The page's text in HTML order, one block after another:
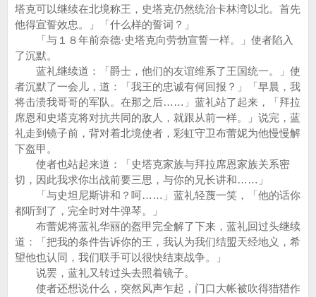
塔克可以继续在北境称王，史塔克仍然统治卡林湾以北。首先
他得宣誓效忠。」「什么样的誓词？」
「与１８年前奈德·史塔克向劳勃宣誓一样。」使者陷入
了沉默。
蓝礼继续道：「爵士，他们的友谊维系了王国统一。」使
者沉默了一会儿，道：「我王的忠诚有何回报？」「早晨，我
将击溃我哥哥的军队。在那之后……」蓝礼站了起来，「拜拉
席恩和史塔克将对抗共同的敌人，就跟从前一样。」说完，蓝
礼走到镜子前，背对着北境使者，彩虹守卫布蕾妮为他慢慢解
下盔甲。
使者也站起来道：「史塔克家族与拜拉席恩家族关系密
切，因此我求你出战前要三思，与你的兄长讲和……」
「与史坦尼斯讲和？呵……」蓝礼轻蔑一笑，「他的话你
都听到了，完全时对牛弹琴。」
布蕾妮将蓝礼华丽的盔甲完全解了下来，蓝礼回过头继续
道：「把我的条件告诉你的王，我认为我们结盟天经地义，希
望他也认同，我们联手可以很快结束战争。」
说罢，蓝礼又转过头去照着镜子。
使者还想说什么，突然风声乍起，门口大帐被吹得猎猎作